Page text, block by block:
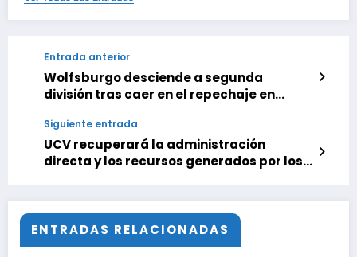
Entrada anterior
Wolfsburgo desciende a segunda
división tras caer en el repechaje en
Siguiente entrada
UCV recuperará la administración
directa y los recursos generados por los
ENTRADAS RELACIONADAS